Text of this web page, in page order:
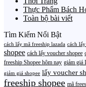
Thực Phẩm Bách
Toàn bộ bài viết
Tìm Kiếm Nổi Bật
cách lấy mã freeship lazada cách
shopee cách lấy voucher shopee
freeship Shopee hôm nay giảm giá
giảm giá shopee lấy voucher
freeship shopee mã